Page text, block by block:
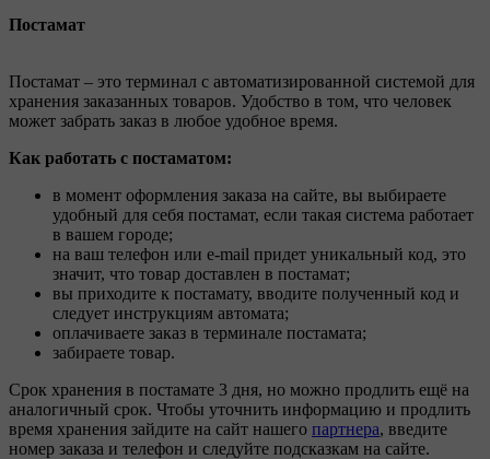
Постамат
Постамат – это терминал с автоматизированной системой для
хранения заказанных товаров. Удобство в том, что человек
может забрать заказ в любое удобное время.
Как работать с постаматом:
в момент оформления заказа на сайте, вы выбираете
удобный для себя постамат, если такая система работает
в вашем городе;
на ваш телефон или e-mail придет уникальный код, это
значит, что товар доставлен в постамат;
вы приходите к постамату, вводите полученный код и
следует инструкциям автомата;
оплачиваете заказ в терминале постамата;
забираете товар.
Срок хранения в постамате 3 дня, но можно продлить ещё на
аналогичный срок. Чтобы уточнить информацию и продлить
время хранения зайдите на сайт нашего партнера, введите
номер заказа и телефон и следуйте подсказкам на сайте.